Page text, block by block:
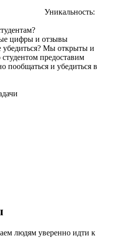
Уникальность:
цифры и отзывы
убедиться? Мы открыты и
предоставим
пообщаться и убедиться в
людям уверенно идти к